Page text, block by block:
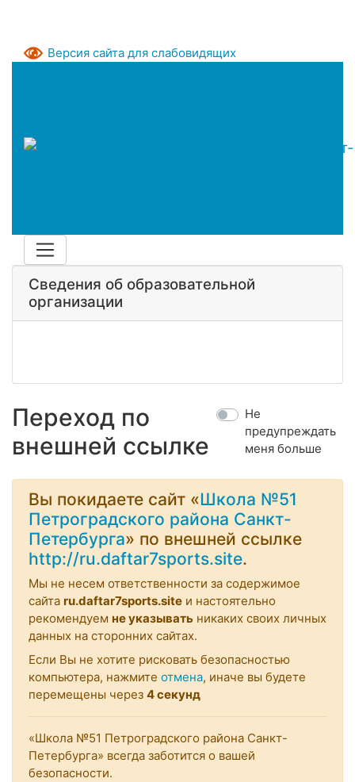
Версия сайта для слабовидящих
Сведения об образовательной
организации
Переход по
внешней ссылке
Не
предупреждать
меня больше
Вы покидаете сайт «Школа №51
Петроградского района Санкт-
Петербурга» по внешней ссылке
http://ru.daftar7sports.site.
Мы не несем ответственности за содержимое
сайта ru.daftar7sports.site и настоятельно
рекомендуем не указывать никаких своих личных
данных на сторонних сайтах.
Если Вы не хотите рисковать безопасностью
компьютера, нажмите отмена, иначе вы будете
перемещены через 3секунд
«Школа №51 Петроградского района Санкт-
Петербурга» всегда заботится о вашей
безопасности.